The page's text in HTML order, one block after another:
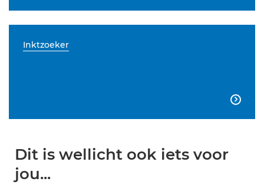
Inktzoeker

Dit is wellicht ook iets voor
jou...